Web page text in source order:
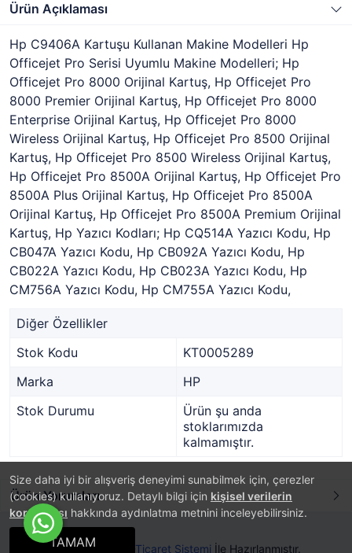
Size daha iyi bir alışveriş deneyimi sunabilmek için, çerezler
(cookies) kullanıyoruz. Detaylı bilgi için kişisel verilerin
korunması hakkında aydınlatma metnini inceleyebilirsiniz.
TAMAM
Ürün Açıklaması
Hp C9406A Kartuşu Kullanan Makine Modelleri Hp
Officejet Pro Serisi Uyumlu Makine Modelleri; Hp
Officejet Pro 8000 Orijinal Kartuş, Hp Officejet Pro
8000 Premier Orijinal Kartuş, Hp Officejet Pro 8000
Enterprise Orijinal Kartuş, Hp Officejet Pro 8000
Wireless Orijinal Kartuş, Hp Officejet Pro 8500 Orijinal
Kartuş, Hp Officejet Pro 8500 Wireless Orijinal Kartuş,
Hp Officejet Pro 8500A Orijinal Kartuş, Hp Officejet Pro
8500A Plus Orijinal Kartuş, Hp Officejet Pro 8500A
Orijinal Kartuş, Hp Officejet Pro 8500A Premium Orijinal
Kartuş, Hp Yazıcı Kodları; Hp CQ514A Yazıcı Kodu, Hp
CB047A Yazıcı Kodu, Hp CB092A Yazıcı Kodu, Hp
CB022A Yazıcı Kodu, Hp CB023A Yazıcı Kodu, Hp
CM756A Yazıcı Kodu, Hp CM755A Yazıcı Kodu,
Diğer Özellikler
Stok Kodu
KT0005289
Marka
HP
Stok Durumu
Ürün şu anda
stoklarımızda
kalmamıştır.
Ürün Yorumları
PlatinMarket E-Ticaret Sistemi İle Hazırlanmıştır.